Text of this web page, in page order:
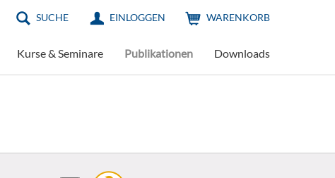
SUCHE EINLOGGEN WARENKORB
Kurse & Seminare Publikationen Downloads